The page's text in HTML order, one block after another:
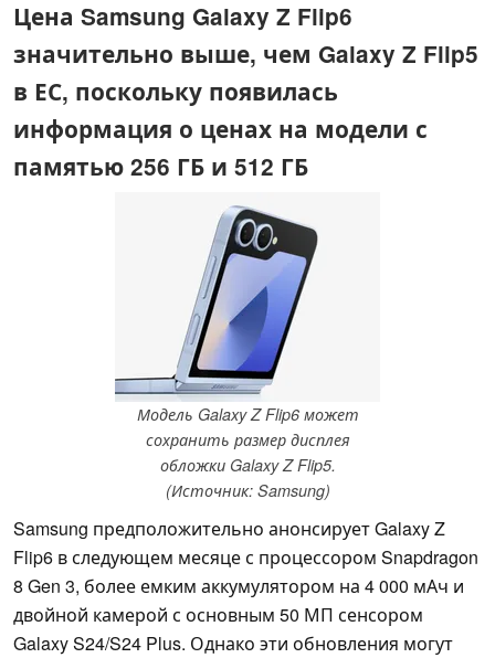
Цена Samsung Galaxy Z Flip6
значительно выше, чем Galaxy Z Flip5
в ЕС, поскольку появилась
информация о ценах на модели с
памятью 256 ГБ и 512 ГБ
Модель Galaxy Z Flip6 может
сохранить размер дисплея
обложки Galaxy Z Flip5.
(Источник: Samsung)
Samsung предположительно анонсирует Galaxy Z
Flip6 в следующем месяце с процессором Snapdragon
8 Gen 3, более емким аккумулятором на 4 000 мАч и
двойной камерой с основным 50 МП сенсором
Galaxy S24/S24 Plus. Однако эти обновления могут